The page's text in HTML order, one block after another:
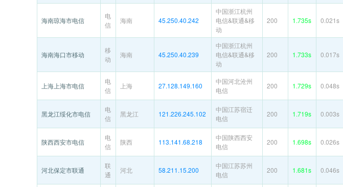
海南琼海市电信
电
信
海南 45.250.40.242
中国浙江杭州
电信&联通&移
动
200 1.735s 0.021s
海南海口市移动
移
动
海南 45.250.40.239
中国浙江杭州
电信&联通&移
动
200 1.733s 0.017s
上海上海市电信
电
信
上海 27.128.149.160
中国河北沧州
电信
200 1.729s 0.048s
黑龙江绥化市电信
电
信
黑龙江 121.226.245.102
中国江苏宿迁
电信
200 1.719s 0.003s
陕西西安市电信
电
信
陕西 113.141.68.218
中国陕西西安
电信
200 1.698s 0.026s
河北保定市联通
联
通
河北 58.211.15.200
中国江苏苏州
电信
200 1.681s 0.046s